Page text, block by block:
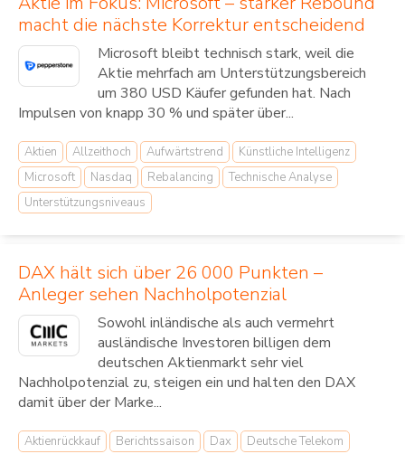
macht die nächste Korrektur entscheidend
Microsoft bleibt technisch stark, weil die
Aktie mehrfach am Unterstützungsbereich
um 380 USD Käufer gefunden hat. Nach
Impulsen von knapp 30 % und später über...
Aktien Allzeithoch Aufwärtstrend
Künstliche Intelligenz
Microsoft
Nasdaq Rebalancing
Technische Analyse
Unterstützungsniveaus
DAX hält sich über 26 000 Punkten –
Anleger sehen Nachholpotenzial
Sowohl inländische als auch vermehrt
ausländische Investoren billigen dem
deutschen Aktienmarkt sehr viel
Nachholpotenzial zu, steigen ein und halten den DAX
damit über der Marke...
Aktienrückkauf Berichtssaison Dax Deutsche Telekom